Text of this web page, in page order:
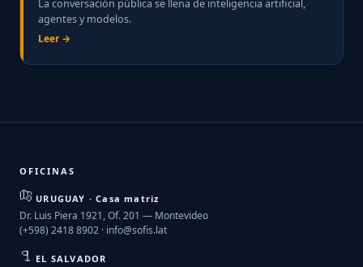
La conversación pública se llena de inteligencia artificial,
agentes y modelos.
Leer →
OFICINAS
URUGUAY · Casa matriz
Dr. Luis Piera 1921, Of. 201 — Montevideo
(+598) 2418 8902 · info@sofis.lat
EL SALVADOR